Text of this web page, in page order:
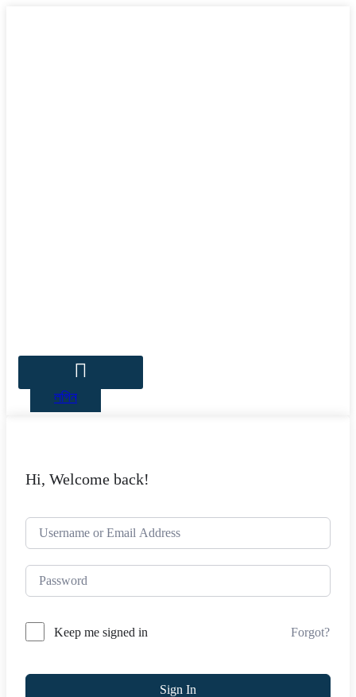
লগিন
Hi, Welcome back!
Keep me signed in Forgot?
Sign In